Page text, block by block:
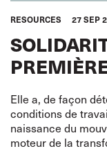
RESOURCES 27 SEP
Elle a, de façon
conditions de
naissance du
moteur de la